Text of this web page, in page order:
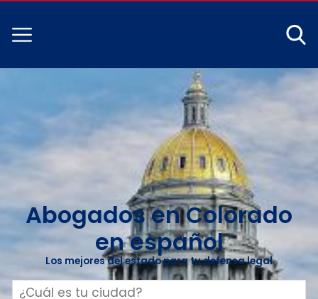
Abogados en Colorado
en español
Los mejores del estado para tu defensa legal
Buscar